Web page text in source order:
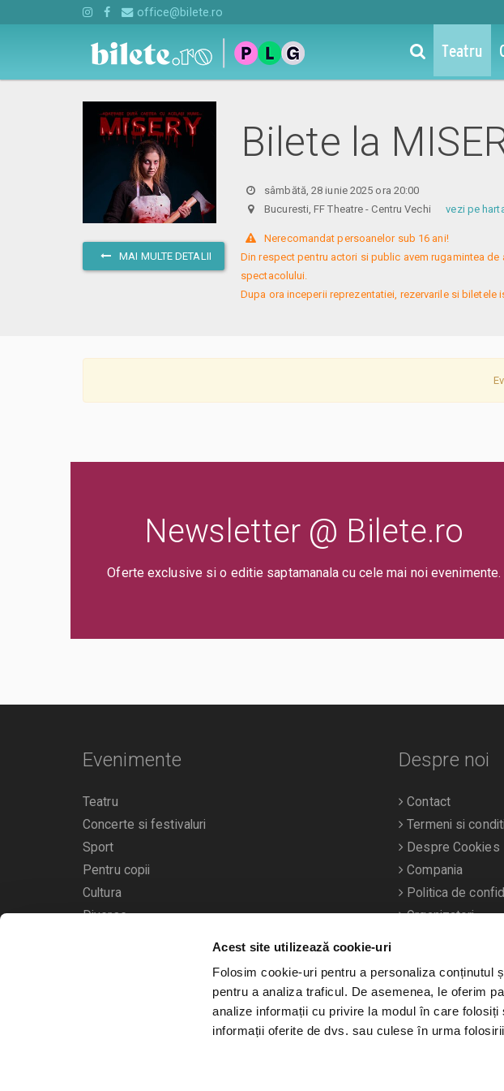
Acest site utilizează cookie-uri
Folosim cookie-uri pentru a personaliza conținutul
pentru a analiza traficul. De asemenea, le oferim
analize informații cu privire la modul în care
informații oferite de dvs. sau culese în urma
office@bilete.ro
Teatru
MAI MULTE DETALII
Bilete la
sâmbătă, 28 iunie 2025 ora 20:00
Bucuresti, FF Theatre - Centru Vechivezi pe
Nerecomandat persoanelor sub 16 ani!
Din respect pentru actori si public avem rugamintea
spectacolului.
Newsletter @ Bilete.ro
Oferte exclusive si o editie saptamanala cu cele mai noi evenimente.
Evenimente
Teatru
Concerte si festivaluri
Sport
Pentru copii
Cultura
Diverse
Calendarul evenimentelor
Despre noi
Contact
Termeni si
Despre Cookies
Compania
Politica de
Organizatori